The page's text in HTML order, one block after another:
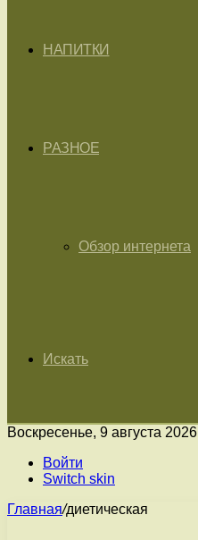
НАПИТКИ
РАЗНОЕ
Обзор интернета
Искать
Воскресенье, 9 августа 2026
Войти
Switch skin
Главная/диетическая